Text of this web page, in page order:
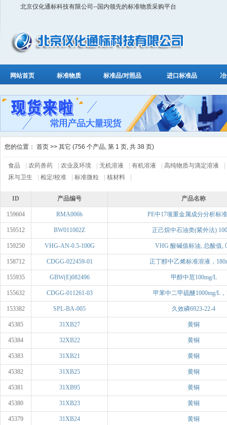
北京仪化通标科技有限公司--国内领先的标准物质采购平台
网站首页 标准物质 标准品/对照品 进口标准品
您的位置： 首页 >> 其它 (756 个产品, 第 1 页, 共 38 页)
食品 农药兽药 农业及环境 无机溶液 有机溶液 高纯物质与滴定溶液
床与卫生
检定/校准 标准微粒 核材料
ID 产品编号 产品名称
159604 RMA006b PE中17项重金属成分分析标
159512 BW011002Z 正己烷中石油类(紫外法)
159250 VHG-AN-0.5-100G VHG 酸碱值标油, 总酸值,
158712 CDGG-022459-01 正丁醇中乙烯标准溶液，
155935 GBW(E)082496 甲醇中苊100mg/L
155632 CDGG-011261-03 甲苯中二甲硫醚1000mg/L
153382 SPL-BA-005 久效磷6923-22-4
45385 31XB27 黄铜
45384 32XB22 黄铜
45383 31XB21 黄铜
45382 31XB25 黄铜
45381 31XB95 黄铜
45380 31XB23 黄铜
45379 31XB24 黄铜